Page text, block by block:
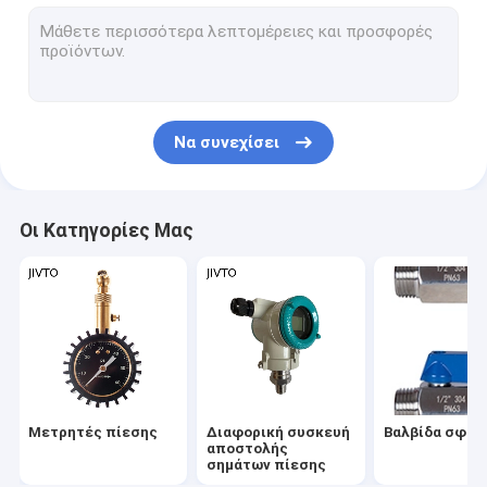
Μίνι θερμοηλεκτρικό ζεύγος συνδετήρων
Πτυχώνοντας εργαλείο καλωδίων
Να συνεχίσει
Οι Κατηγορίες Μας
Μετρητές πίεσης
Διαφορική συσκευή
αποστολής
σημάτων πίεσης
Βαλβίδα